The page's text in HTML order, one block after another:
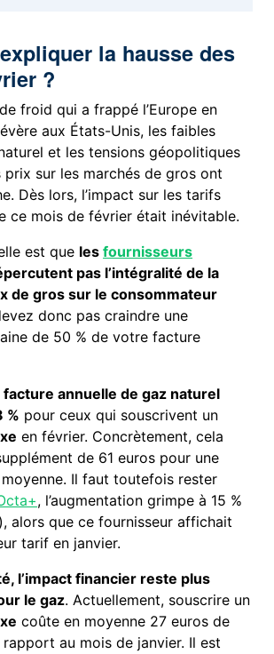
la hausse des
?
froid qui a frappé l’Europe en
aux États-Unis, les faibles
et les tensions géopolitiques
prix sur les marchés de gros ont
Dès lors, l’impact sur les tarifs
ce mois de février était inévitable.
est que lesfournisseurs
pas l’intégralité de la
de gros sur le consommateur
donc pas craindre une
de 50 % de votre facture
facture annuelle de gaz naturel
% pour ceux qui souscrivent un
en février. Concrètement, cela
de 61 euros pour une
Il faut toutefois rester
, l’augmentation grimpe à 15 %
alors que ce fournisseur affichait
tarif en janvier.
l’impact financier reste plus
le gaz. Actuellement, souscrire un
coûte en moyenne 27 euros de
au mois de janvier. Il est